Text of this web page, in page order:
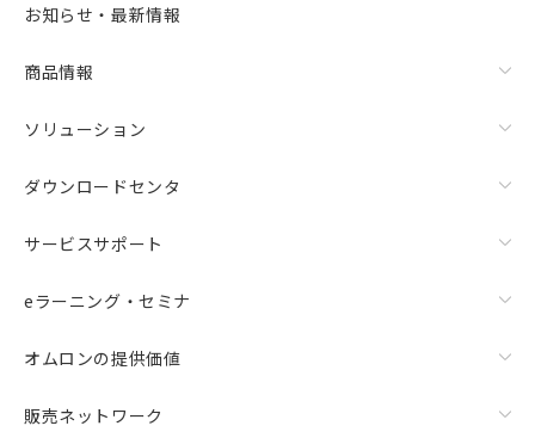
お知らせ・最新情報
商品情報
ソリューション
ダウンロードセンタ
サービスサポート
eラーニング・セミナ
オムロンの提供価値
販売ネットワーク